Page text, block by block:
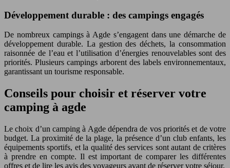
Développement durable : des campings engagés
De nombreux campings à Agde s’engagent dans une démarche de
développement durable. La gestion des déchets, la consommation
raisonnée de l’eau et l’utilisation d’énergies renouvelables sont des
priorités. Plusieurs campings arborent des labels environnementaux,
garantissant un tourisme responsable.
Conseils pour choisir et réserver votre
camping à agde
Le choix d’un camping à Agde dépendra de vos priorités et de votre
budget. La proximité de la plage, la présence d’un club enfants, les
équipements sportifs, et la qualité des services sont autant de critères
à prendre en compte. Il est important de comparer les différentes
offres et de lire les avis des voyageurs avant de réserver votre séjour.